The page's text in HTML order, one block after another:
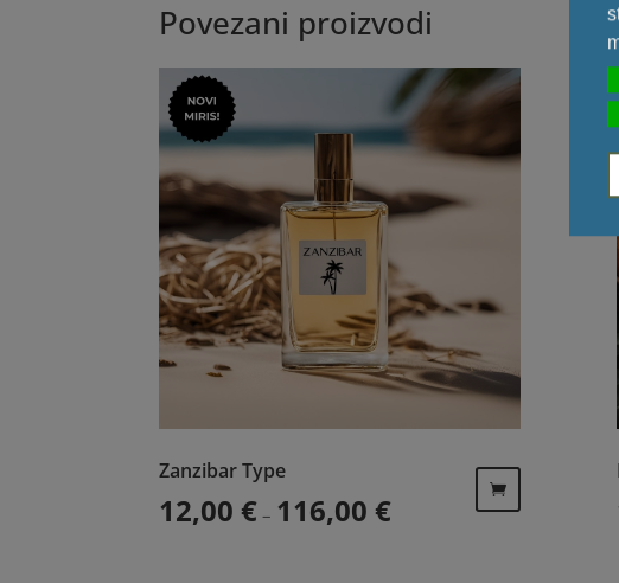
Povezani proizvodi
Zanzibar Type
12,00 € – 116,00 €Raspon cijena: od 12,00 €